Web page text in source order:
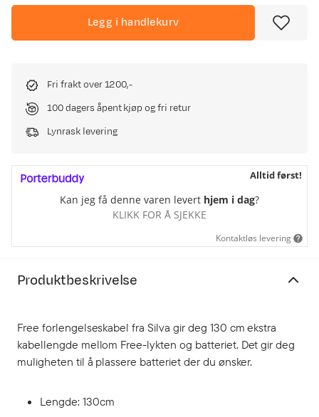
Legg i handlekurv
Fri frakt over 1200,-
100 dagers åpent kjøp og fri retur
Lynrask levering
Alltid først!
Kan jeg få denne varen levert hjem i dag?
KLIKK FOR Å SJEKKE
Kontaktløs levering
Produktbeskrivelse
Free forlengelseskabel fra Silva gir deg 130 cm ekstra
kabellengde mellom Free-lykten og batteriet. Det gir deg
muligheten til å plassere batteriet der du ønsker.
Lengde: 130cm